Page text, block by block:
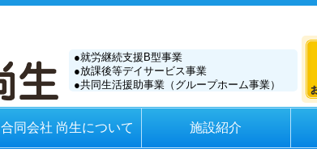
就労継続支援B型事業
放課後等デイサービス事業
共同生活援助事業（グループホーム事業）
合同会社 尚生について 施設紹介